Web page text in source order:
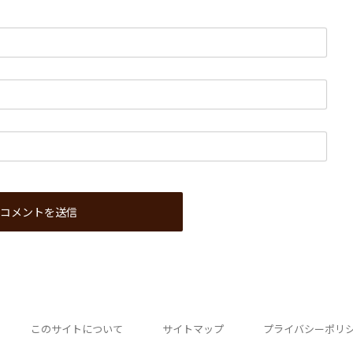
このサイトについて サイトマップ プライバシーポリ